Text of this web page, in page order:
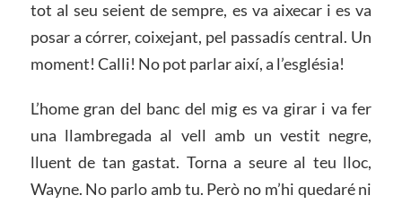
tot al seu seient de sempre, es va aixecar i es va
posar a córrer, coixejant, pel passadís central. Un
moment! Calli! No pot parlar així, a l’església!
L’home gran del banc del mig es va girar i va fer
una llambregada al vell amb un vestit negre,
lluent de tan gastat. Torna a seure al teu lloc,
Wayne. No parlo amb tu. Però no m’hi quedaré ni